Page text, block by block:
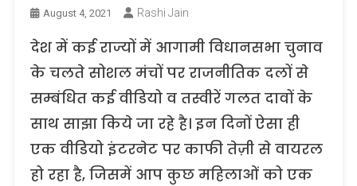
August 4, 2021 Rashi Jain
देश में कई राज्यों में आगामी विधानसभा चुनाव
के चलते सोशल मंचों पर राजनीतिक दलों से
सम्बंधित कई वीडियो व तस्वीरें गलत दावों के
साथ साझा किये जा रहे है। इन दिनों ऐसा ही
एक वीडियो इंटरनेट पर काफी तेज़ी से वायरल
हो रहा है, जिसमें आप कुछ महिलाओं को एक